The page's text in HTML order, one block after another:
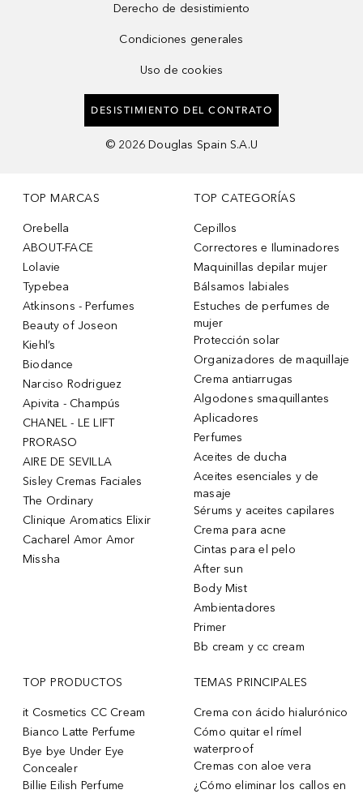
Derecho de desistimiento
Condiciones generales
Uso de cookies
DESISTIMIENTO DEL CONTRATO
© 2026 Douglas Spain S.A.U
TOP MARCAS
Orebella
ABOUT-FACE
Lolavie
Typebea
Atkinsons - Perfumes
Beauty of Joseon
Kiehl’s
Biodance
Narciso Rodriguez
Apivita - Champús
CHANEL - LE LIFT
PRORASO
AIRE DE SEVILLA
Sisley Cremas Faciales
The Ordinary
Clinique Aromatics Elixir
Cacharel Amor Amor
Missha
TOP CATEGORÍAS
Cepillos
Correctores e Iluminadores
Maquinillas depilar mujer
Bálsamos labiales
Estuches de perfumes de
mujer
Protección solar
Organizadores de maquillaje
Crema antiarrugas
Algodones smaquillantes
Aplicadores
Perfumes
Aceites de ducha
Aceites esenciales y de
masaje
Sérums y aceites capilares
Crema para acne
Cintas para el pelo
After sun
Body Mist
Ambientadores
Primer
Bb cream y cc cream
TOP PRODUCTOS
it Cosmetics CC Cream
Bianco Latte Perfume
Bye bye Under Eye
Concealer
Billie Eilish Perfume
TEMAS PRINCIPALES
Crema con ácido hialurónico
Cómo quitar el rímel
waterproof
Cremas con aloe vera
¿Cómo eliminar los callos en